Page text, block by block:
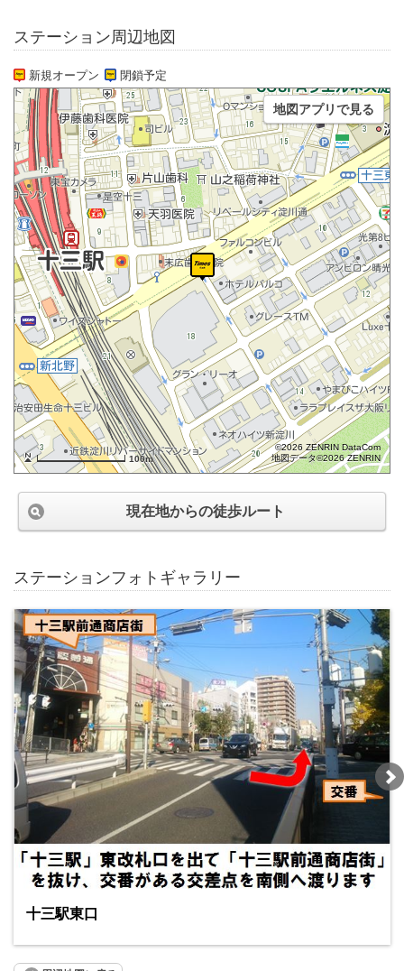
ステーション周辺地図
新規オープン 閉鎖予定
100m
©2026 ZENRIN DataCom
地図データ©2026 ZENRIN
地図アプリで見る
現在地からの徒歩ルート
ステーションフォトギャラリー
十三駅東口